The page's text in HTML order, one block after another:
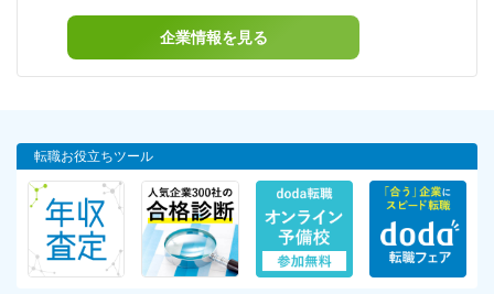
企業情報を見る
転職お役立ちツール